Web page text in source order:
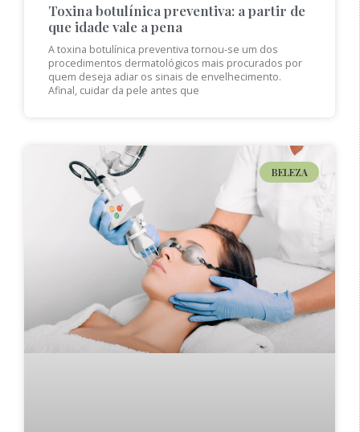
Toxina botulínica preventiva: a partir de
que idade vale a pena
A toxina botulínica preventiva tornou-se um dos
procedimentos dermatológicos mais procurados por
quem deseja adiar os sinais de envelhecimento.
Afinal, cuidar da pele antes que
BELEZA